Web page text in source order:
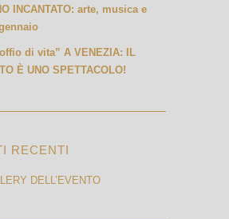
INCANTATO: arte, musica e
di vita” A VENEZIA: IL
È UNO SPETTACOLO!
RECENTI
DELL’EVENTO